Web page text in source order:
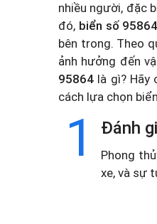
nhiều người, đặc
đó, biển số 95864
bên trong. Theo
ảnh hưởng đến
95864 là gì? Hãy
cách lựa chọn
1 Đánh
Phong
xe, và sự